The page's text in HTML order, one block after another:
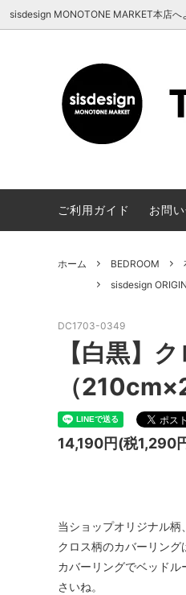
sisdesign MONOTONE MARKET本店へ
STATIONERY
sisdesign ORIGINAL
HELLO！(sisdesign
MARKET にようこそ
ご利用ガイド お問
ホーム BEDROOM
sisdesign
DC1703-0349
【白黒】
（
14,190円(税1,290
当ショップオリジナル柄
クロス柄のカバーリング
カバーリングでベッド
さいね。